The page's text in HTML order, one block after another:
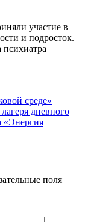
участие в
и подросток.
психиатра
среде»
дневного
«Энергия
поля